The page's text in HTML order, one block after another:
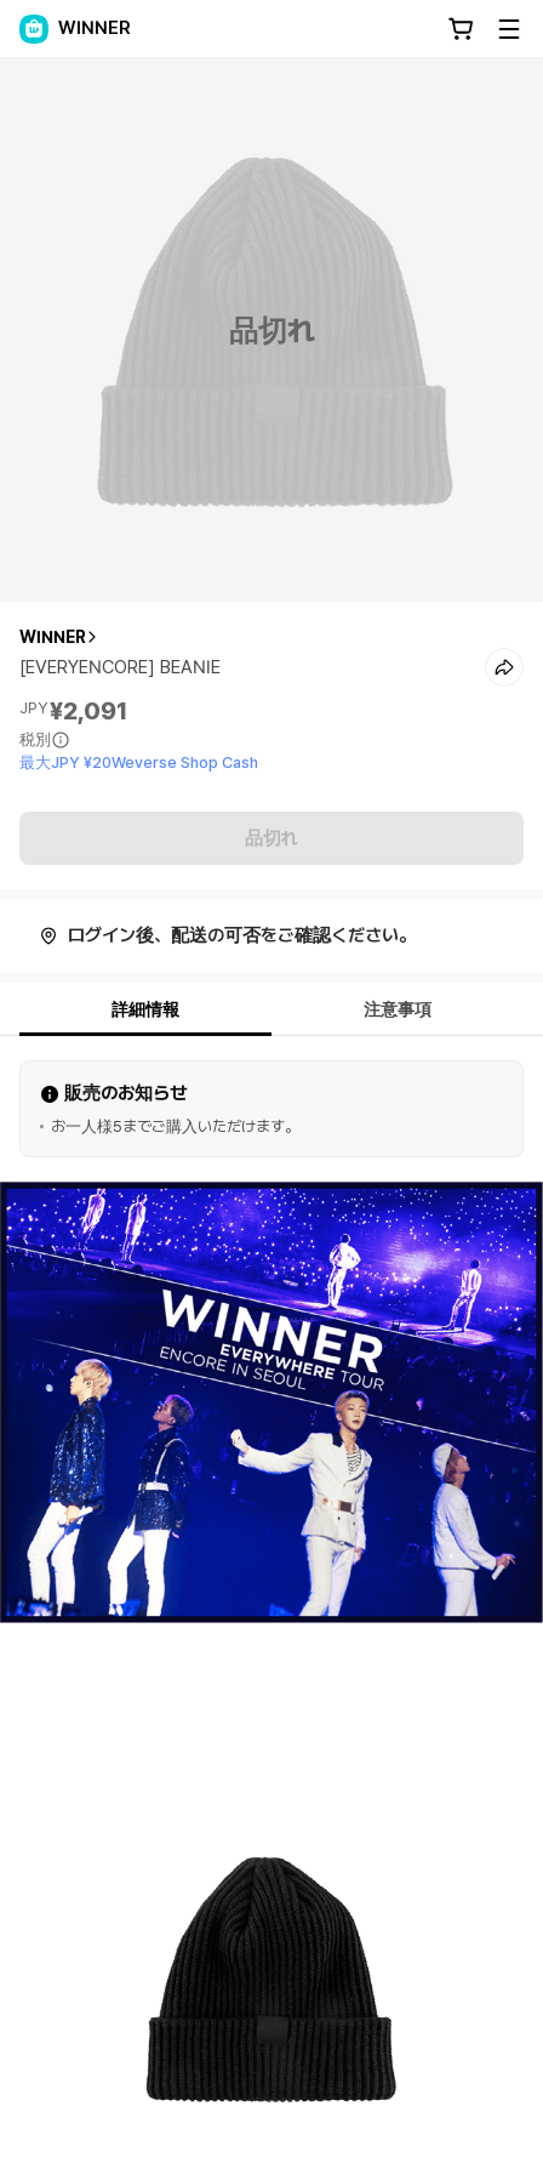
WINNER
品切れ
WINNER
[EVERYENCORE] BEANIE
JPY¥2,091
税別
最大JPY ¥20Weverse Shop Cash
品切れ
ログイン後、配送の可否をご確認ください。
詳細情報 注意事項
販売のお知らせ
お一人様5までご購入いただけます。